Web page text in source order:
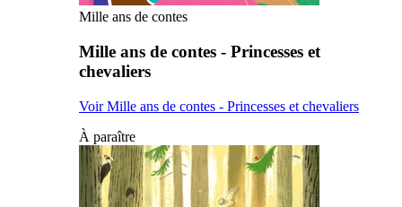
Mille ans de contes
Mille ans de contes - Princesses et
chevaliers
Voir Mille ans de contes - Princesses et chevaliers
À paraître